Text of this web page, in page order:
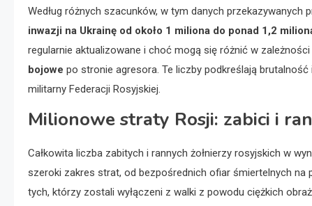
Według różnych szacunków, w tym danych przekazywanych
inwazji na Ukrainę od około 1 miliona do ponad 1,2
regularnie aktualizowane i choć mogą się różnić w
bojowe po stronie agresora. Te liczby podkreślają brutalność
militarny Federacji Rosyjskiej.
Milionowe straty Rosji: zabici i
Całkowita liczba zabitych i rannych żołnierzy rosyjskich w
szeroki zakres strat, od bezpośrednich ofiar śmiertelnych na
tych, którzy zostali wyłączeni z walki z powodu ciężkich